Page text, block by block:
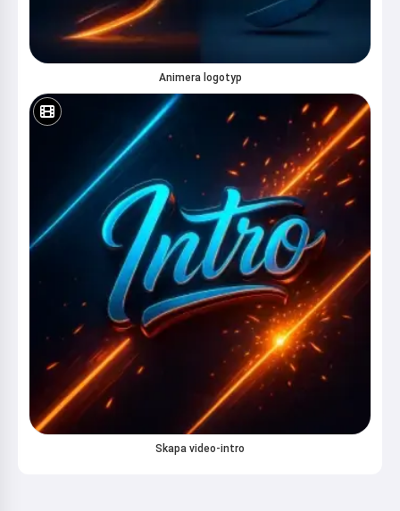
Animera logotyp
Skapa video-intro